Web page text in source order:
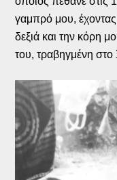
γαμπρό μου, έχοντας
δεξιά και την κόρη
του, τραβηγμένη στο